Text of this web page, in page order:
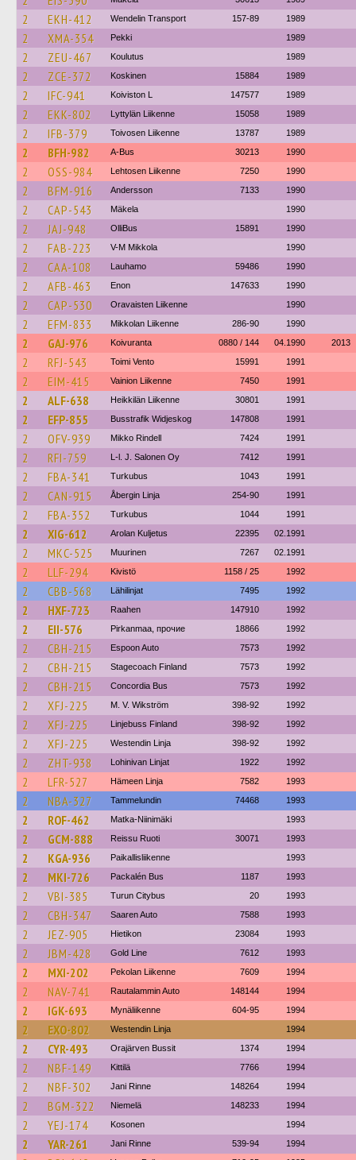
2 EKH-412 Wendelin Transport 157-89 1989
2 XMA-354 Pekki 1989
2 ZEU-467 Koulutus 1989
2 ZCE-372 Koskinen 15884 1989
2 IFC-941 Koiviston L 147577 1989
2 EKK-802 Lyttylän Liikenne 15058 1989
2 IFB-379 Toivosen Liikenne 13787 1989
2 BFH-982 A-Bus 30213 1990
2 OSS-984 Lehtosen Liikenne 7250 1990
2 BFM-916 Andersson 7133 1990
2 CAP-543 Mäkela 1990
2 JAJ-948 OlliBus 15891 1990
2 FAB-223 V-M Mikkola 1990
2 CAA-108 Lauhamo 59486 1990
2 AFB-463 Enon 147633 1990
2 CAP-530 Oravaisten Liikenne 1990
2 EFM-833 Mikkolan Liikenne 286-90 1990
2 GAJ-976 Koivuranta 0880 / 144 04.1990 2013
2 RFJ-543 Toimi Vento 15991 1991
2 EIM-415 Vainion Liikenne 7450 1991
2 ALF-638 Heikkilän Liikenne 30801 1991
2 EFP-855 Busstrafik Widjeskog 147808 1991
2 OFV-939 Mikko Rindell 7424 1991
2 RFI-759 L-l. J. Salonen Oy 7412 1991
2 FBA-341 Turkubus 1043 1991
2 CAN-915 Åbergin Linja 254-90 1991
2 FBA-352 Turkubus 1044 1991
2 XIG-612 Arolan Kuljetus 22395 02.1991
2 MKC-525 Muurinen 7267 02.1991
2 LLF-294 Kivistö 1158 / 25 1992
2 CBB-568 Lähilinjat 7495 1992
2 HXF-723 Raahen 147910 1992
2 EII-576 Pirkanmaa, прочие 18866 1992
2 CBH-215 Espoon Auto 7573 1992
2 CBH-215 Stagecoach Finland 7573 1992
2 CBH-215 Concordia Bus 7573 1992
2 XFJ-225 M. V. Wikström 398-92 1992
2 XFJ-225 Linjebuss Finland 398-92 1992
2 XFJ-225 Westendin Linja 398-92 1992
2 ZHT-938 Lohinivan Linjat 1922 1992
2 LFR-527 Hämeen Linja 7582 1993
2 NBA-327 Tammelundin 74468 1993
2 ROF-462 Matka-Niinimäki 1993
2 GCM-888 Reissu Ruoti 30071 1993
2 KGA-936 Paikallisliikenne 1993
2 MKI-726 Packalén Bus 1187 1993
2 VBI-385 Turun Citybus 20 1993
2 CBH-347 Saaren Auto 7588 1993
2 JEZ-905 Hietikon 23084 1993
2 JBM-428 Gold Line 7612 1993
2 MXI-202 Pekolan Liikenne 7609 1994
2 NAV-741 Rautalammin Auto 148144 1994
2 IGK-693 Mynäliikenne 604-95 1994
2 EXO-802 Westendin Linja 1994
2 CYR-493 Orajärven Bussit 1374 1994
2 NBF-149 Kittilä 7766 1994
2 NBF-302 Jani Rinne 148264 1994
2 BGM-322 Niemelä 148233 1994
2 YEJ-174 Kosonen 1994
2 YAR-261 Jani Rinne 539-94 1994